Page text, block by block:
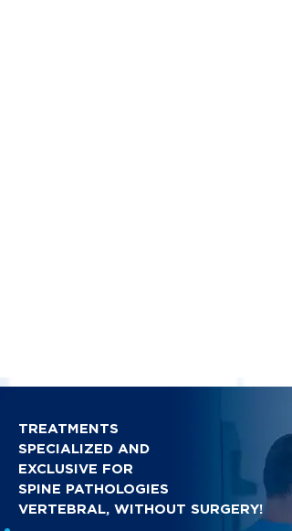
TREATMENTS
SPECIALIZED AND
EXCLUSIVE FOR
SPINE PATHOLOGIES
VERTEBRAL, WITHOUT SURGERY!